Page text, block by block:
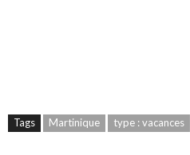
Tags Martinique type : vacances